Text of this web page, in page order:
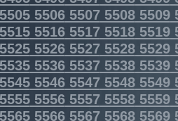
55065507 55085509
55165517 55185519
5526552755285529
55365537 55385539
55465547 55485549
55565557 55585559
55665567 55685569